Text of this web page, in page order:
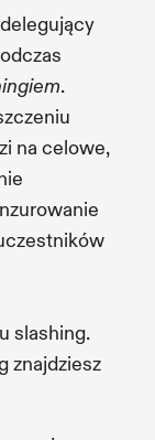
.
na celowe,
slashing.
znajdziesz